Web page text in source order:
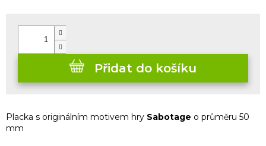
Přidat do košíku
Placka s originálním motivem hry Sabotage o průměru 50
mm